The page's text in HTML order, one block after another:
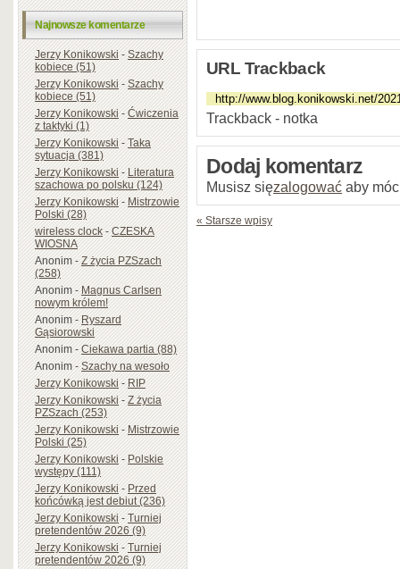
Najnowsze komentarze
Jerzy Konikowski-Szachy
kobiece (51)
Jerzy Konikowski-Szachy
kobiece (51)
Jerzy Konikowski-Ćwiczenia
z taktyki (1)
Jerzy Konikowski-Taka
sytuacja (381)
Jerzy Konikowski-Literatura
szachowa po polsku (124)
Jerzy Konikowski-Mistrzowie
Polski (28)
wireless clock-CZESKA
WIOSNA
Anonim-Z życia PZSzach
(258)
Anonim-Magnus Carlsen
nowym królem!
Anonim-Ryszard
Gąsiorowski
Anonim-Ciekawa partia (88)
Anonim-Szachy na wesoło
Jerzy Konikowski-RIP
Jerzy Konikowski-Z życia
PZSzach (253)
Jerzy Konikowski-Mistrzowie
Polski (25)
Jerzy Konikowski-Polskie
występy (111)
Jerzy Konikowski-Przed
końcówką jest debiut (236)
Jerzy Konikowski-Turniej
pretendentów 2026 (9)
Jerzy Konikowski-Turniej
pretendentów 2026 (9)
URL Trackback
Trackback - notka
Dodaj komentarz
Musisz sięzalogować aby
« Starsze wpisy